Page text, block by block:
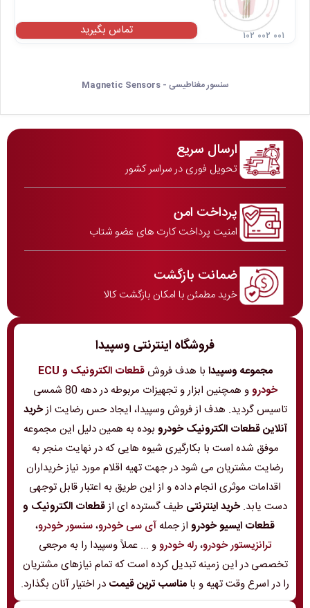
تماس بگیرید ۱۰۲ ۰۰۲ ۰۰۱
سنسور مغناطیسی - Magnetic Sensors
ارسال سریع
تحویل فوری در سراسر کشور
پرداخت امن
امنیت پرداخت کارت های عضو شتاب
ضمانت بازگشت
خرید مطمئن با امکان بازگشت کالا
فروشگاه اینترنتی وسپیدا
مجموعه وسپیدا با هدف فروش
قطعات الکترونیک و ECU
خودرو
و همچنین ابزار و تجهیزات مربوطه در دهه 80 شمسی
تاسیس گردید. هدف از فروش وسپیدا، ایجاد حس رضایت ازخرید
آنلاین قطعات الکترونیک خودرو بوده به همین دلیل این مجموعه
موفق شده است با بکارگیری شیوه هایی که در نهایت منجر به
رضایت مشتریان می شود در جهت تهیه اقلام مورد نیاز خریداران
اقدامات موثری انجام داده و از این طریق به اعتبار قابل توجهی
دست یابد.خرید اینترنتی طیف گسترده ای ازقطعات الکترونیک و
قطعات ایسیو خودرو از جملهآی سی خودرو،سنسور خودرو،
ترانزیستور خودرو،رله خودروو ... عملاً وسپیدا را به مرجعی
تخصصی در این زمینه تبدیل کرده است که تمام نیازهای مشتریان
را در اسرع وقت تهیه و با مناسب ترین قیمت در اختیار آنان بگذارد.